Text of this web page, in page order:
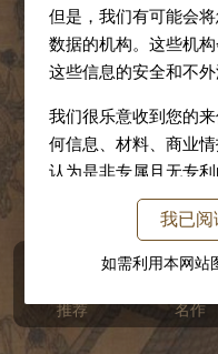
推荐 名作
但是，我们有可能会
数据的机构。这些机
这些信息的安全和不外
我们很乐意收到您的
何信息、材料、商业
认为是非专属且无专
等待回答的电子邮件
可能被转发到我院的
责部门会有选择地从
版权声明
我已阅
如需利用本网站